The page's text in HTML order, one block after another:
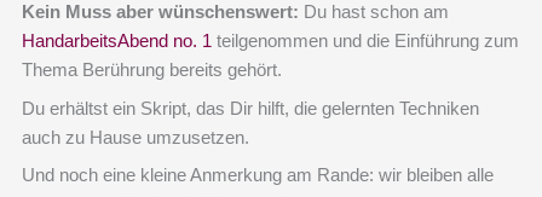
Kein Muss aber wünschenswert: Du hast schon am
HandarbeitsAbend no. 1teilgenommen und die Einführung zum
Thema Berührung bereits gehört.
Du erhältst ein Skript, das Dir hilft, die gelernten Techniken
auch zu Hause umzusetzen.
Und noch eine kleine Anmerkung am Rande: wir bleiben alle